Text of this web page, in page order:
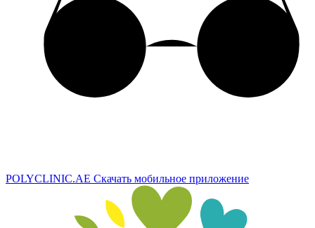
POLYCLINIC.AE Скачать мобильное приложение